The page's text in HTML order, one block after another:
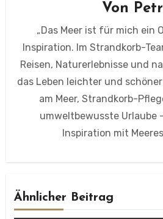
Von
„Das Meer ist für mich ein
Inspiration. Im Strandkorb-
Reisen, Naturerlebnisse und
das Leben leichter und
am Meer, Strandkorb-
umweltbewusste Urlaube
Inspiration mit
Ähnlicher Beitrag